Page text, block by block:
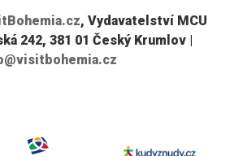
, Vydavatelství MCU
242, 381 01 Český Krumlov |